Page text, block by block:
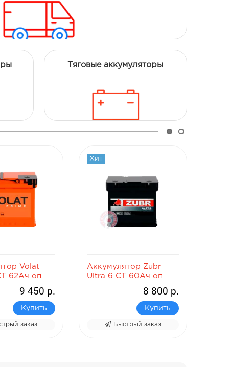
Тяговые аккумуляторы
Volat
62Ач оп
9 450 р.
Купить
заказ
Хит
Аккумулятор Zubr
Ultra 6 СТ 60Ач оп
8 800 р.
Купить
Быстрый заказ